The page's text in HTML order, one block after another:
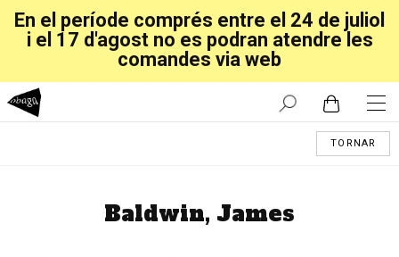
En el període comprés entre el 24 de juliol
i el 17 d'agost no es podran atendre les
comandes via web
TORNAR
Baldwin, James